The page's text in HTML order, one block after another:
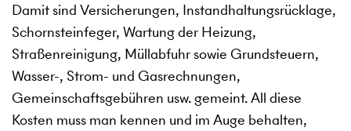
Damit sind Versicherungen, Instandhaltungsrücklage,
Schornsteinfeger, Wartung der Heizung,
Straßenreinigung, Müllabfuhr sowie Grundsteuern,
Wasser-, Strom- und Gasrechnungen,
Gemeinschaftsgebühren usw. gemeint. All diese
Kosten muss man kennen und im Auge behalten,